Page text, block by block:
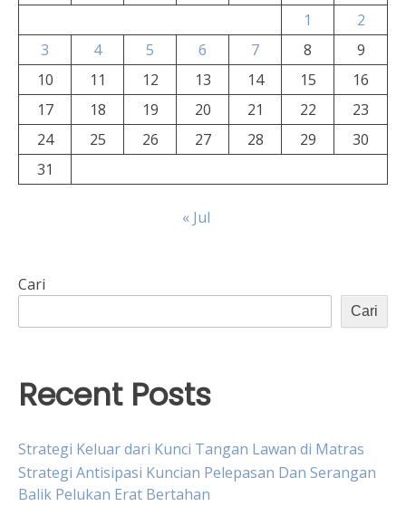
1
2
3
4 5 6 7 8
9
10
11 12 13 14 15
16
17
18 19 20 21 22
23
24
25 26 27 28 29
30
31
« Jul
Cari
Cari
Recent Posts
Strategi Keluar dari Kunci Tangan Lawan di Matras
Strategi Antisipasi Kuncian Pelepasan Dan Serangan
Balik Pelukan Erat Bertahan